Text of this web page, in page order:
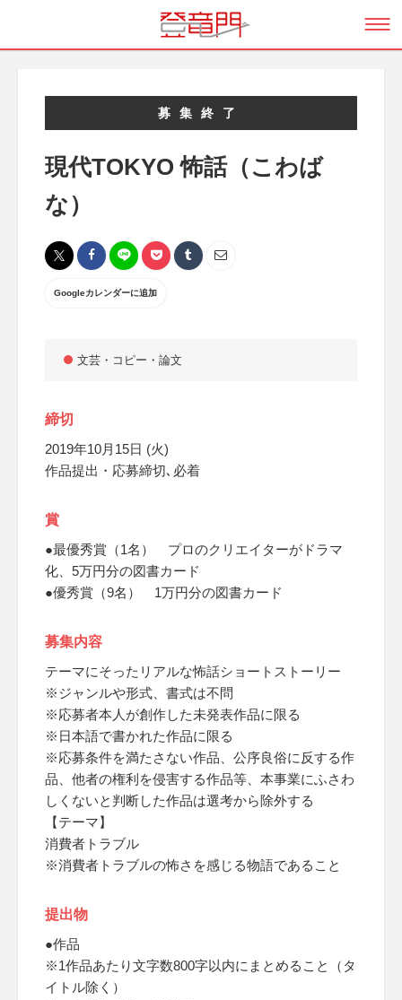
募集終了
現代TOKYO 怖話（こわば
な）
Googleカレンダーに追加
文芸・コピー・論文
締切
2019年10月15日 (火)
作品提出・応募締切､必着
賞
●最優秀賞（1名） プロのクリエイターがドラマ
化、5万円分の図書カード
●優秀賞（9名） 1万円分の図書カード
募集内容
テーマにそったリアルな怖話ショートストーリー
※ジャンルや形式、書式は不問
※応募者本人が創作した未発表作品に限る
※日本語で書かれた作品に限る
※応募条件を満たさない作品、公序良俗に反する作
品、他者の権利を侵害する作品等、本事業にふさわ
しくないと判断した作品は選考から除外する
【テーマ】
消費者トラブル
※消費者トラブルの怖さを感じる物語であること
提出物
●作品
※1作品あたり文字数800字以内にまとめること（タ
イトル除く）